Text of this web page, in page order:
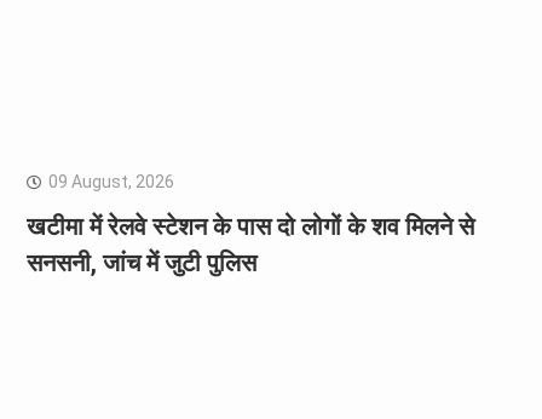
09 August, 2026
खटीमा में रेलवे स्टेशन के पास दो लोगों के शव मिलने से
सनसनी, जांच में जुटी पुलिस